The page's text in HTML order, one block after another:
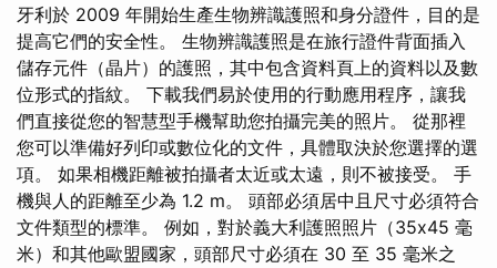
牙利於 2009 年開始生產生物辨識護照和身分證件，目的是
提高它們的安全性。 生物辨識護照是在旅行證件背面插入
儲存元件（晶片）的護照，其中包含資料頁上的資料以及數
位形式的指紋。 下載我們易於使用的行動應用程序，讓我
們直接從您的智慧型手機幫助您拍攝完美的照片。 從那裡
您可以準備好列印或數位化的文件，具體取決於您選擇的選
項。 如果相機距離被拍攝者太近或太遠，則不被接受。 手
機與人的距離至少為 1.2 m。 頭部必須居中且尺寸必須符合
文件類型的標準。 例如，對於義大利護照照片（35x45 毫
米）和其他歐盟國家，頭部尺寸必須在 30 至 35 毫米之